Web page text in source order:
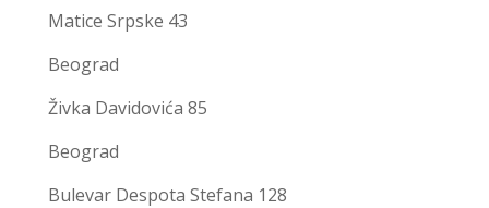
Matice Srpske 43
Beograd
Živka Davidovića 85
Beograd
Bulevar Despota Stefana 128